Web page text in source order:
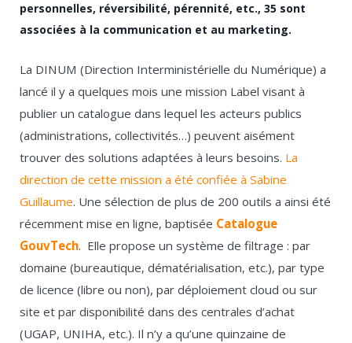
personnelles, réversibilité, pérennité, etc., 35 sont
associées à la communication et au marketing.
La DINUM (Direction Interministérielle du Numérique) a
lancé il y a quelques mois une mission Label visant à
publier un catalogue dans lequel les acteurs publics
(administrations, collectivités…) peuvent aisément
trouver des solutions adaptées à leurs besoins. La
direction de cette mission a été confiée à Sabine
Guillaume. Une sélection de plus de 200 outils a ainsi été
récemment mise en ligne, baptisée Catalogue
GouvTech. Elle propose un système de filtrage : par
domaine (bureautique, dématérialisation, etc.), par type
de licence (libre ou non), par déploiement cloud ou sur
site et par disponibilité dans des centrales d’achat
(UGAP, UNIHA, etc.). Il n’y a qu’une quinzaine de